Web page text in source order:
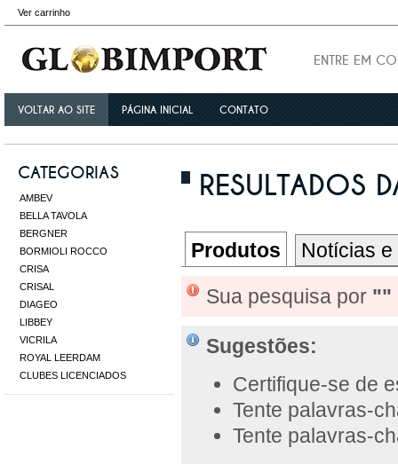
Ver carrinho
ENTRE EM
VOLTAR AO SITE PÁGINA INICIAL CONTATO
CATEGORIAS
AMBEV
BELLA TAVOLA
BERGNER
BORMIOLI ROCCO
CRISA
CRISAL
DIAGEO
LIBBEY
VICRILA
ROYAL LEERDAM
CLUBES LICENCIADOS
RESULTADOS
Produtos
Notícias
Sua pesquisa por ""
Sugestões:
Certifique-se de
Tente palavras-
Tente palavras-